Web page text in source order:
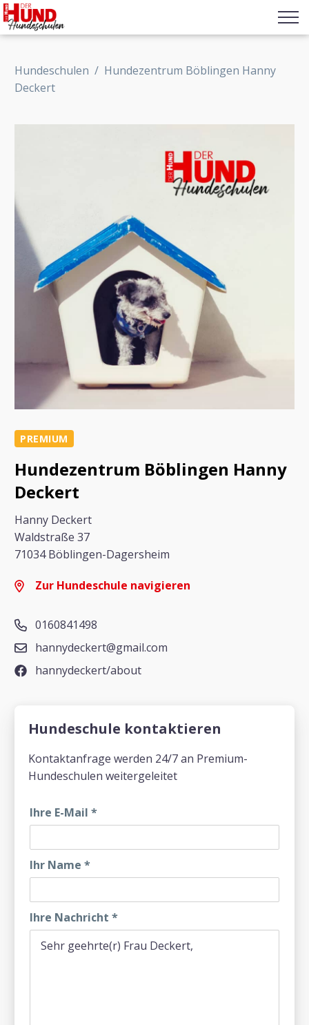
Hundeschulen / Hundezentrum Böblingen Hanny
Deckert
PREMIUM
Hundezentrum Böblingen Hanny
Deckert
Hanny Deckert
Waldstraße 37
71034 Böblingen-Dagersheim
Zur Hundeschule navigieren
0160841498
hannydeckert@gmail.com
hannydeckert/about
Hundeschule kontaktieren
Kontaktanfrage werden 24/7 an Premium-
Hundeschulen weitergeleitet
Ihre E-Mail *
Ihr Name *
Ihre Nachricht *